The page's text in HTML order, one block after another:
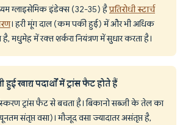
ग्लाइसेमिक इंडेक्स (32-35) हैप्रतिरोधी स्टार्च
। हरी मूंग दाल (कम पकी हुई) में और भी अधिक
है, मधुमेह में रक्त शर्करा नियंत्रण में सुधार करता है।
खाद्य पदार्थों में ट्रांस फैट होते हैं
ट्रांस फैट से बचता है। बिकानो सब्जी के तेल का
संतृप्त वसा)। मौजूद वसा ज्यादातर असंतृप्त है,